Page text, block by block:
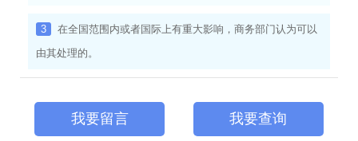
3
在全国范围内或者国际上有重大影响，商务部门认为可以
由其处理的。
我要留言 我要查询